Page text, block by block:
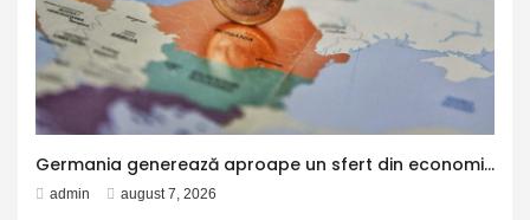
Germania generează aproape un sfert din economia Uniunii Europene, potrivit Eurostat. PIB-ul României ajunge la 380 de miliarde de euro
admin august 7, 2026